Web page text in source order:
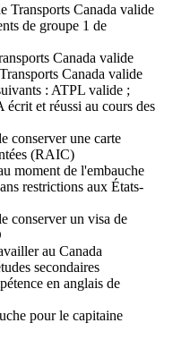
Transports Canada valide
de groupe 1 de
Canada valide
Canada valide
: ATPL valide ;
et réussi au cours des
conserver une carte
(RAIC)
moment de l'embauche
restrictions aux États-
conserver un visa de
au Canada
secondaires
en anglais de
pour le capitaine